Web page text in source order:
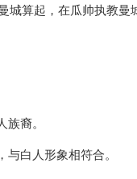
算起，在瓜帅执教
裔。
白人形象相符合。